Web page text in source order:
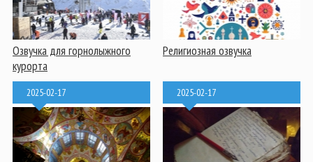
Озвучка для горнолыжного
курорта
Религиозная озвучка
2025-02-17 2025-02-17